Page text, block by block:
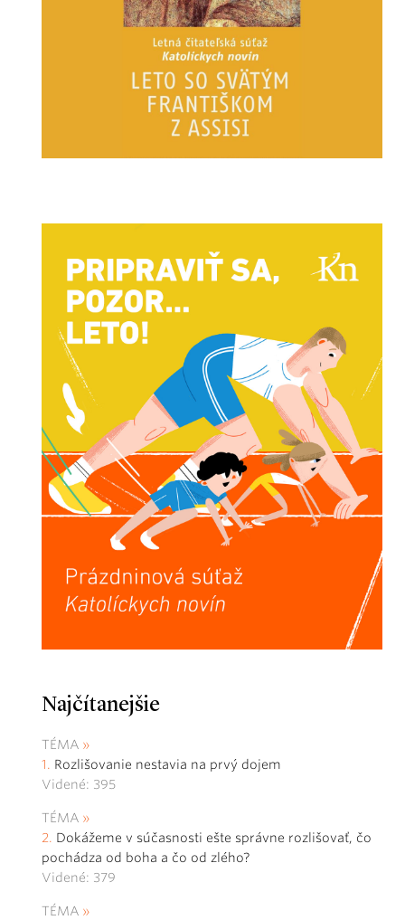
Najčítanejšie
TÉMA
Rozlišovanie nestavia na prvý dojem
Videné: 395
TÉMA
Dokážeme v súčasnosti ešte správne rozlišovať, čo
pochádza od boha a čo od zlého?
Videné: 379
TÉMA